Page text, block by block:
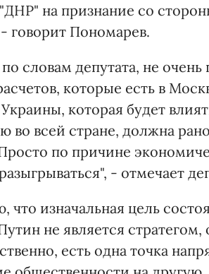
на признание со
говорит Пономарев.
словам депутата, не
которые есть в
Украины, которая будет
во всей стране, должна
по причине
- отмечает
что изначальная цель
не является стратегом,
есть одна точка